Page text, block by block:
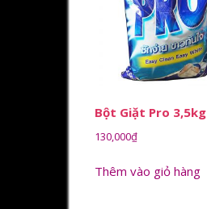
Bột Giặt Pro 3,5kg
130,000₫
Thêm vào giỏ hàng